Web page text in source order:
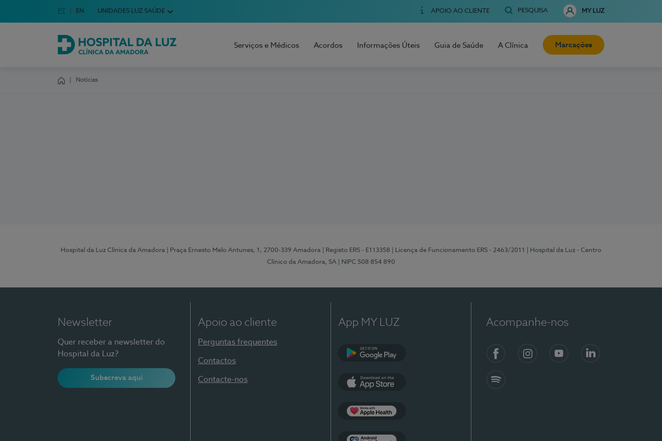
Escolha o seu idioma
Idioma em Português
PT English Language
EN UNIDADES LUZ SAÚDE APOIO AO CLIENTE PESQUISA MY LUZ
Hospital da Luz Clínica da Amadora
Serviços e Médicos Acordos Informações Úteis Guia de Saúde A Clínica Marcações
Notícias
Hospital da Luz Clínica da Amadora | Praça Ernesto Melo Antunes, 1, 2700-339 Amadora | Registo ERS - E113358 | Licença de Funcionamento ERS - 2463/2011
| Hospital da Luz - Centro
Clínico da Amadora, SA
| NIPC 508 854 890
Newsletter
Quer receber a newsletter do
Hospital da Luz?
Subscreva aqui
Apoio ao cliente
Perguntas frequentes
Contactos
Contacte-nos
App MY LUZ Acompanhe-nos